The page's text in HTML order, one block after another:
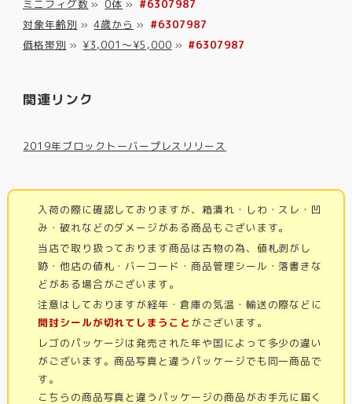
ミニフィグ数 » 0体 » #6307987
対象年齢別 » 4歳から » #6307987
価格帯別 » ¥3,001～¥5,000 » #6307987
関連リンク
2019年ブロックトーバープレスリリース
入荷の際に確認しておりますが、箱潰れ・しわ・スレ・凹
み・破れなどのダメージがある商品もございます。
当店で取り扱っております商品は古物の為、値札剥がし
跡・他店の値札・バーコード・商品管理シール・落書きな
どがある場合がございます。
注意はしておりますが経年・倉庫の気温・輸送の際などに
開封シールが切れてしまうこと がございます。
レゴのパッケージは発売された年や国によって多少の違い
がございます。商品写真と違うパッケージでも同一商品で
す。
こちらの商品写真と違うパッケージの商品がお手元に届く